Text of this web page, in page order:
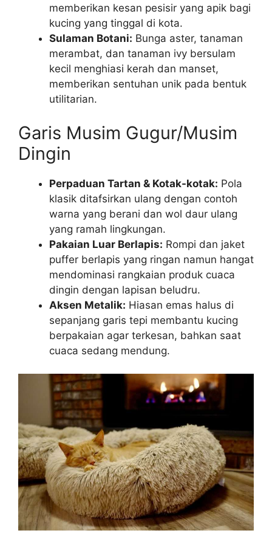
memberikan kesan pesisir yang apik bagi
kucing yang tinggal di kota.
Sulaman Botani: Bunga aster, tanaman
merambat, dan tanaman ivy bersulam
kecil menghiasi kerah dan manset,
memberikan sentuhan unik pada bentuk
utilitarian.
Garis Musim Gugur/Musim
Dingin
Perpaduan Tartan & Kotak-kotak: Pola
klasik ditafsirkan ulang dengan contoh
warna yang berani dan wol daur ulang
yang ramah lingkungan.
Pakaian Luar Berlapis: Rompi dan jaket
puffer berlapis yang ringan namun hangat
mendominasi rangkaian produk cuaca
dingin dengan lapisan beludru.
Aksen Metalik: Hiasan emas halus di
sepanjang garis tepi membantu kucing
berpakaian agar terkesan, bahkan saat
cuaca sedang mendung.